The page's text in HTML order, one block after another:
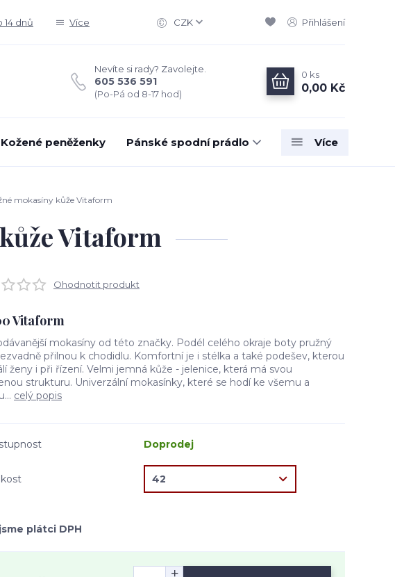
14 dnů Více CZK Přihlášení
Nevíte si rady? Zavolejte.
605 536 591
(Po-Pá od 8-17 hod)
0 ks
0,00 Kč
Kožené peněženky Pánské spodní prádlo Více
mokasíny kůže Vitaform
Vitaform
Ohodnotit produkt
Vitaform
mokasíny od této značky. Podél celého okraje boty pružný
přilnou k chodidlu. Komfortní je i stélka a také podešev, kterou
ženy i při řízení. Velmi jemná kůže - jelenice, která má svou
strukturu. Univerzální mokasínky, které se hodí ke všemu a
celý popis
Doprodej
plátci DPH